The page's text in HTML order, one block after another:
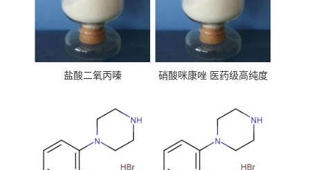
盐酸二氧丙嗪
硝酸咪康唑 医药级高纯度